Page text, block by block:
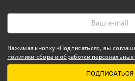
Нажимая кнопку «Подписаться», вы
политики сбора и обработки
ПОДПИСАТЬСЯ